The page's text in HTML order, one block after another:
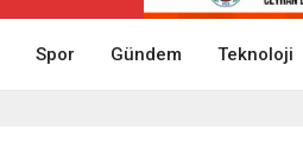
Spor Gündem Teknoloji